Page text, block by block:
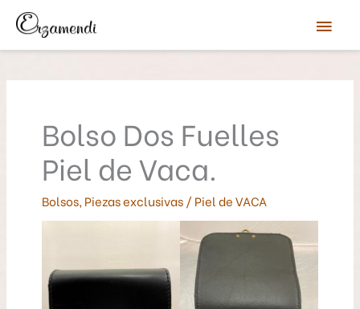
contenido
Bolso Dos Fuelles
Piel de Vaca.
Bolsos, Piezas exclusivas/ Piel de VACA